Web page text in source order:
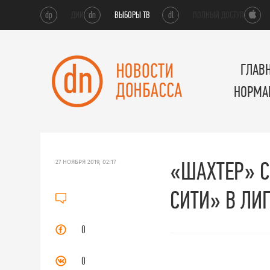
dp dn ВЫБОРЫ ТВ dl
27 НОЯБРЯ 2019, 02:17
0
0
«ШАХТЕР»
СИТИ» В